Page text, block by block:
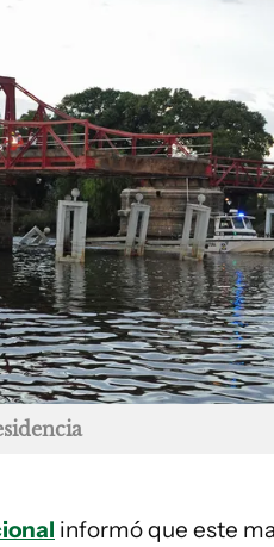
informó que este